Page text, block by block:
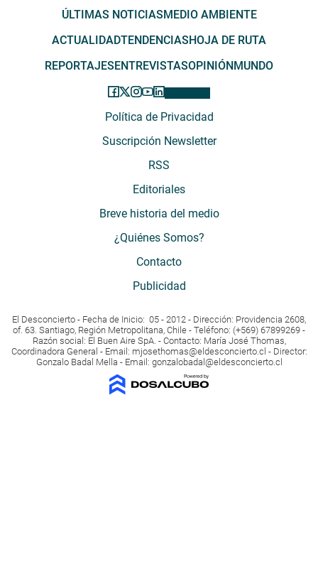
ÚLTIMAS NOTICIASMEDIO AMBIENTE
ACTUALIDADTENDENCIASHOJA DE RUTA
REPORTAJESENTREVISTASOPINIÓNMUNDO
Política de Privacidad
Suscripción Newsletter
RSS
Editoriales
Breve historia del medio
¿Quiénes Somos?
Contacto
Publicidad
El Desconcierto - Fecha de Inicio: 05 - 2012 - Dirección: Providencia 2608,
of. 63. Santiago, Región Metropolitana, Chile - Teléfono: (+569) 67899269 -
Razón social: El Buen Aire SpA. - Contacto: María José Thomas,
Coordinadora General - Email: mjosethomas@eldesconcierto.cl - Director:
Gonzalo Badal Mella - Email: gonzalobadal@eldesconcierto.cl